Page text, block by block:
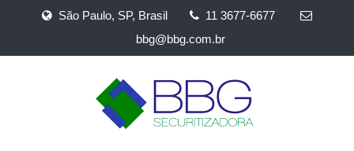
São Paulo, SP, Brasil
11 3677-6677
bbg@bbg.com.br